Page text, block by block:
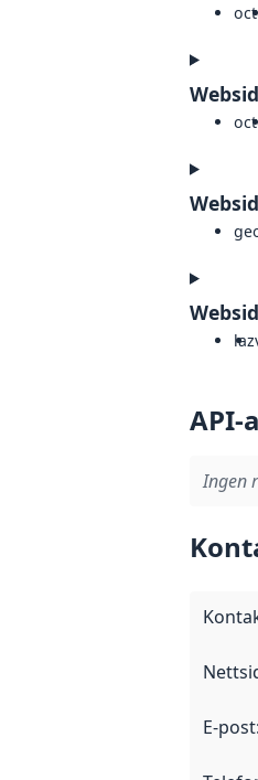
laz
API-
Ingen
E-post: